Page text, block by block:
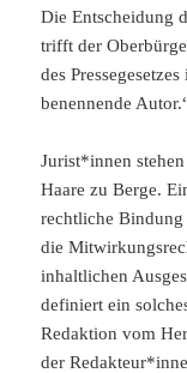
Die Entscheidung
trifft der
des
benennende
Jurist*innen
Haare zu Berge.
rechtliche Bindung
die
inhaltlichen
definiert ein
Redaktion vom
der